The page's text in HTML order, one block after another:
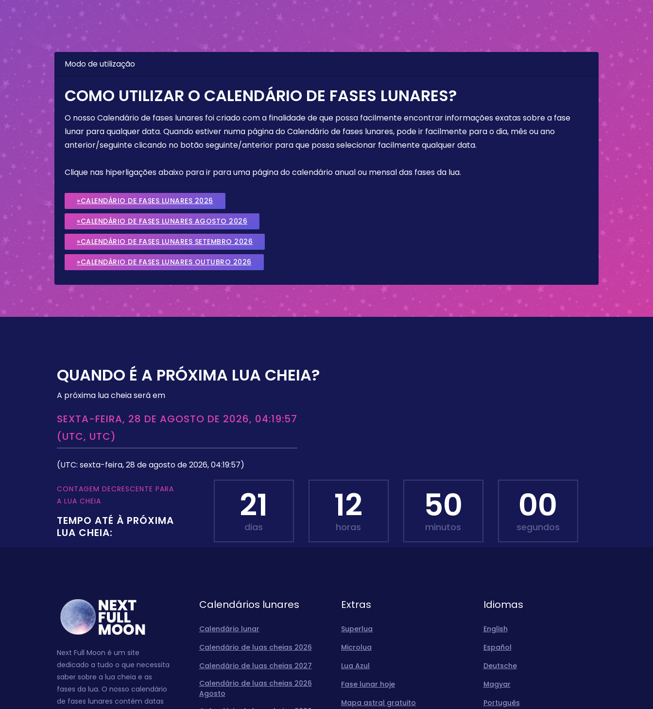
Modo de utilização
COMO UTILIZAR O CALENDÁRIO DE FASES LUNARES?
O nosso Calendário de fases lunares foi criado com a finalidade de que possa facilmente encontrar informações exatas sobre a fase
lunar para qualquer data. Quando estiver numa página do Calendário de fases lunares, pode ir facilmente para o dia, mês ou ano
anterior/seguinte clicando no botão seguinte/anterior para que possa selecionar facilmente qualquer data.
Clique nas hiperligações abaixo para ir para uma página do calendário anual ou mensal das fases da lua.
»CALENDÁRIO DE FASES LUNARES 2026
»CALENDÁRIO DE FASES LUNARES AGOSTO 2026
»CALENDÁRIO DE FASES LUNARES SETEMBRO 2026
»CALENDÁRIO DE FASES LUNARES OUTUBRO 2026
QUANDO É A PRÓXIMA LUA CHEIA?
A próxima lua cheia será em
SEXTA-FEIRA, 28 DE AGOSTO DE 2026, 04:19:57
(UTC, UTC)
(UTC: sexta-feira, 28 de agosto de 2026, 04:19:57)
CONTAGEM DECRESCENTE PARA
A LUA CHEIA
TEMPO ATÉ À PRÓXIMA
LUA CHEIA:
21
dias
12
horas
49
minutos
58
segundos
Next Full Moon é um site
dedicado a tudo o que necessita
saber sobre a lua cheia e as
fases da lua. O nosso calendário
de fases lunares contém datas
Calendários lunares
Calendário lunar
Calendário de luas cheias 2026
Calendário de luas cheias 2027
Calendário de luas cheias 2026
Agosto
Extras
Superlua
Microlua
Lua Azul
Fase lunar hoje
Mapa astral gratuito
Idiomas
English
Español
Deutsche
Magyar
Português